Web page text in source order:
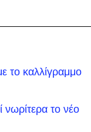
το καλλίγραμμο
νωρίτερα το νέο